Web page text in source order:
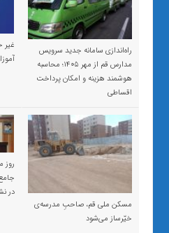
راه‌اندازی سامانه جدید سرویس
مدارس قم از مهر ۱۴۰۵؛ محاسبه
هوشمند هزینه و امکان پرداخت
اقساطی
مسکن ملی قم، صاحبِ مدرسه‌ی
خیّرساز می‌شود
روز
در